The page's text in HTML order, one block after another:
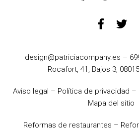
design@patriciacompany.es –
Rocafort, 41, Bajos 3,
Aviso legal – Política de privacidad –
Mapa del sitio
Reformas de restaurantes –